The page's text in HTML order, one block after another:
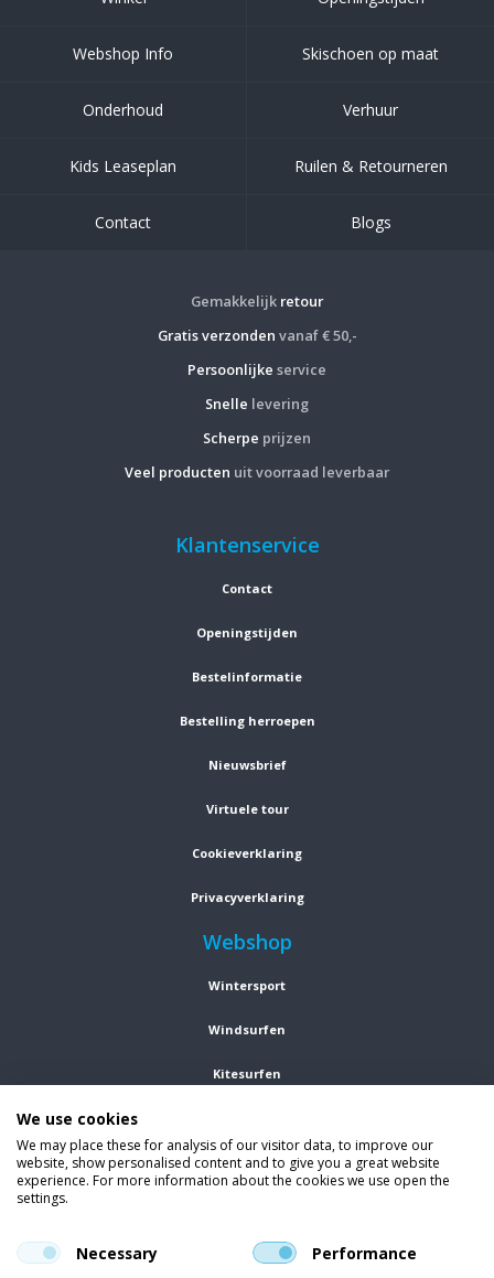
Webshop Info Skischoen op maat
Onderhoud Verhuur
Kids Leaseplan Ruilen & Retourneren
Contact Blogs
Gemakkelijk retour
Gratis verzonden vanaf € 50,-
Persoonlijke service
Snelle levering
Scherpe prijzen
Veel producten uit voorraad leverbaar
Klantenservice
Contact
Openingstijden
Bestelinformatie
Bestelling herroepen
Nieuwsbrief
Virtuele tour
Cookieverklaring
Privacyverklaring
Webshop
Wintersport
Windsurfen
Kitesurfen
Kleding
Vind ons op social media
En blijf op de hoogte van trends, aanbiedingen en kortingsacties.
We use cookies
We may place these for analysis of our visitor data, to improve our
website, show personalised content and to give you a great website
experience. For more information about the cookies we use open the
settings.
Necessary Performance